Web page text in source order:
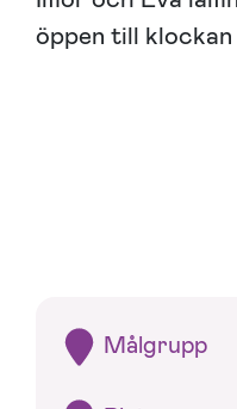
öppen till klockan
Målgrupp